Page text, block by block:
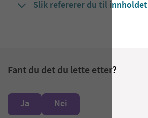
Slik refererer du til innholdet
Fant du det du lette etter?
Ja Nei